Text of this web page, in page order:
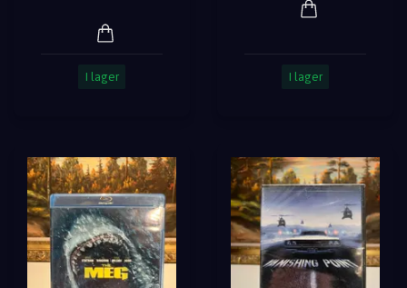
I lager I lager